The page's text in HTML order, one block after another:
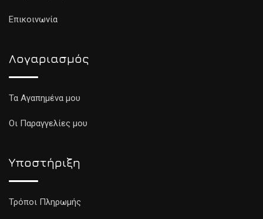
Επικοινωνία
Λογαριασμός
Τα Αγαπημένα μου
Οι Παραγγελίες μου
Υποστήριξη
Τρόποι Πληρωμής